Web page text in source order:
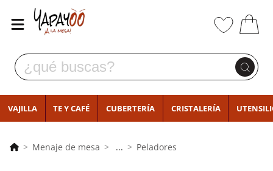
VAJILLA TE Y CAFÉ CUBERTERÍA CRISTALERÍA
Menaje de mesa ... Peladores